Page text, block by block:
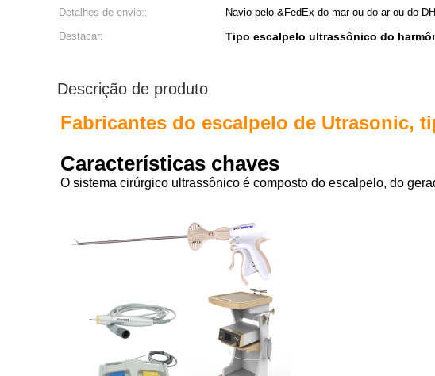
Detalhes de envio::
Navio pelo &FedEx do mar ou do ar ou do
Destacar:
Tipo escalpelo ultrassônico do
Descrição de produto
Fabricantes do escalpelo de Utrasonic,
Características chaves
O sistema cirúrgico ultrassônico é composto do escalpelo, do